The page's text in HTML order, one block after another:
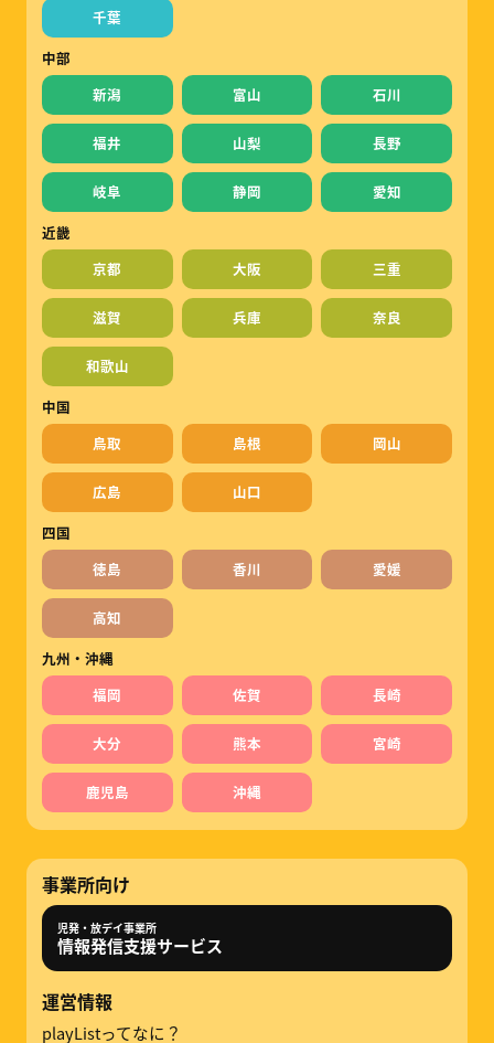
千葉
中部
新潟
富山 石川
福井 山梨 長野
岐阜 静岡
愛知
近畿
京都
大阪 三重
滋賀 兵庫 奈良
和歌山
中国
鳥取
島根 岡山
広島
山口
四国
徳島
香川 愛媛
高知
九州・沖縄
福岡
佐賀 長崎
大分 熊本 宮崎
鹿児島 沖縄
事業所向け
児発・放デイ事業所
情報発信支援サービス
運営情報
playListってなに？